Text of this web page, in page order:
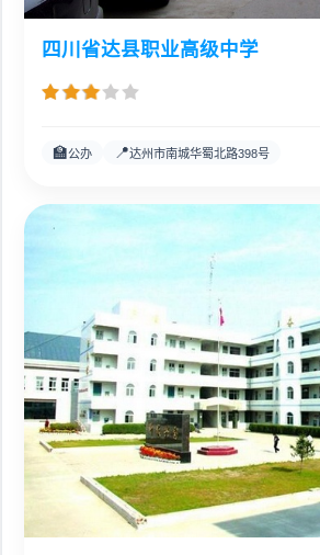
四川省达县职业高级中学
🏫公办 📍达州市南城华蜀北路398号